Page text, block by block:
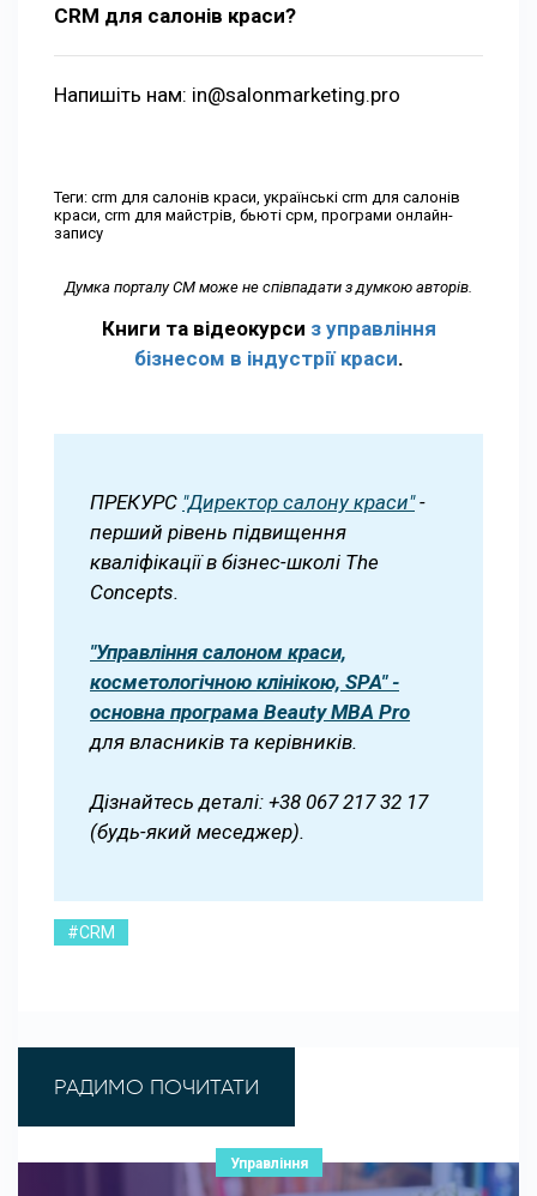
CRM для салонів краси?
Напишіть нам: in@salonmarketing.pro
Теги: crm для салонів краси, українські crm для салонів
краси, crm для майстрів, бьюті срм, програми онлайн-
запису
Думка порталу СМ може не співпадати з думкою авторів.
Книги та відеокурси з управління
бізнесом в індустрії краси.
ПРЕКУРС "Директор салону краси"-
перший рівень підвищення
кваліфікації в бізнес-школі The
Concepts.
"Управління салоном краси,
косметологічною клінікою, SPA" -
основна програма Beauty MBA Pro
для власників та керівників.
Дізнайтесь деталі: +38 067 217 32 17
(будь-який меседжер).
#CRM
РАДИМО ПОЧИТАТИ
Управління